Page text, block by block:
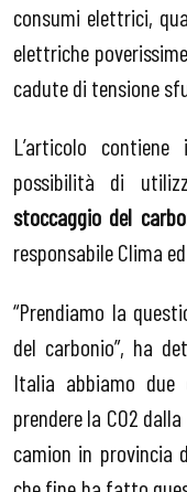
consumi elettrici,
elettriche
cadute di tensione
L’articolo
possibilità di
stoccaggio del
responsabile Clima
“Prendiamo la
del carbonio”, ha
Italia abbiamo due
prendere la CO2
camion in provincia